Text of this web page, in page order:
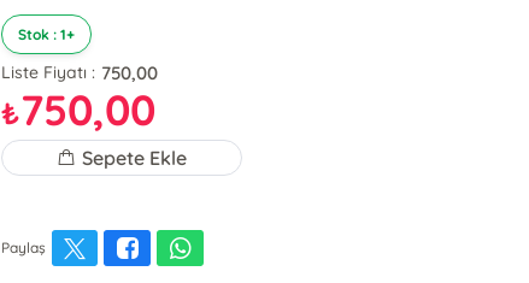
Stok : 1+
Liste Fiyatı : 750,00
₺750,00
Sepete Ekle
Paylaş